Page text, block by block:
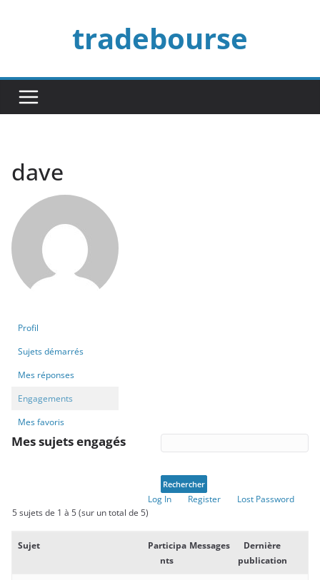
tradebourse
dave
Profil
Sujets démarrés
Mes réponses
Engagements
Mes favoris
Mes sujets engagés
Log In Register
Lost Password
5 sujets de 1 à 5 (sur un total de 5)
Sujet
Participa
nts
Messages
Dernière
publication